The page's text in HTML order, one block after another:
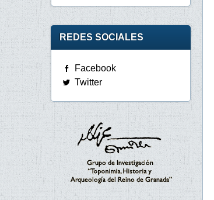
REDES SOCIALES
Facebook
Twitter